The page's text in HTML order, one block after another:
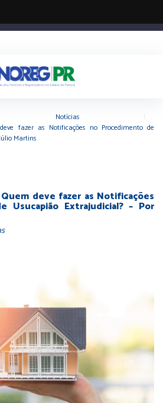
Notícias
fazer as Notificações no Procedimento de
Martins
deve fazer as Notificações
Usucapião Extrajudicial? – Por